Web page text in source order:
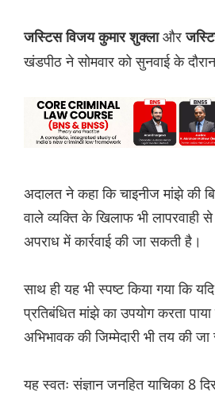
जस्टिस विजय कुमार शुक्ला और
खंडपीठ ने सोमवार को सुनवाई के
अदालत ने कहा कि चाइनीज मांझे की
वाले व्यक्ति के खिलाफ भी लापरवाही
अपराध में कार्रवाई की जा सकती है।
साथ ही यह भी स्पष्ट किया गया कि
प्रतिबंधित मांझे का उपयोग करता
अभिभावक की जिम्मेदारी भी तय की
यह स्वतः संज्ञान जनहित याचिका 8